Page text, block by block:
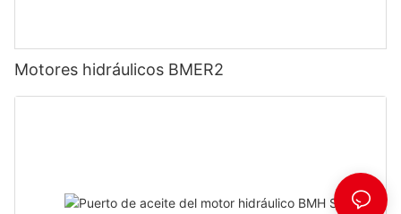
Motores hidráulicos BMER2